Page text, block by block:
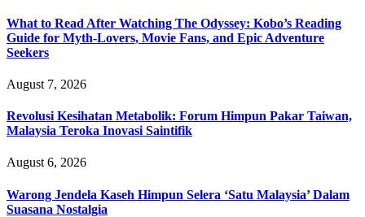
What to Read After Watching The Odyssey: Kobo’s Reading
Guide for Myth-Lovers, Movie Fans, and Epic Adventure
Seekers
August 7, 2026
Revolusi Kesihatan Metabolik: Forum Himpun Pakar Taiwan,
Malaysia Teroka Inovasi Saintifik
August 6, 2026
Warong Jendela Kaseh Himpun Selera ‘Satu Malaysia’ Dalam
Suasana Nostalgia